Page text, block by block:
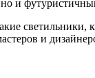
и
и